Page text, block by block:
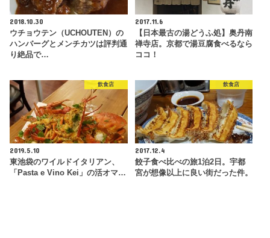
2018.10.30
ウチョウテン（UCHOUTEN）の
ハンバーグとメンチカツは評判通
り絶品で…
2017.11.6
【日本最古の湯どうふ処】奥丹南
禅寺店。京都で湯豆腐食べるなら
ココ！
飲食店
2019.5.10
東池袋のワイルドイタリアン、
「Pasta e Vino Kei」の活オマ…
飲食店
2017.12.4
餃子食べ比べの旅1泊2日。宇都
宮が想像以上に良い街だった件。